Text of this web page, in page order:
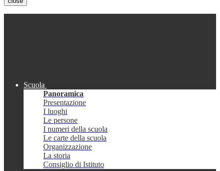
Scuola
Panoramica
Presentazione
I luoghi
Le persone
I numeri della scuola
Le carte della scuola
Organizzazione
La storia
Consiglio di Istituto